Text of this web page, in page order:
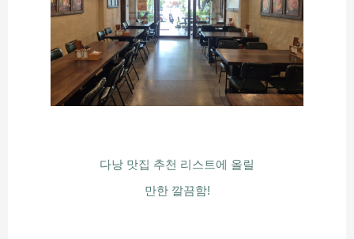
다낭 맛집 추천 리스트에 올릴
만한 깔끔함!